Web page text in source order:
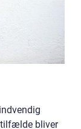
tilfælde bliver